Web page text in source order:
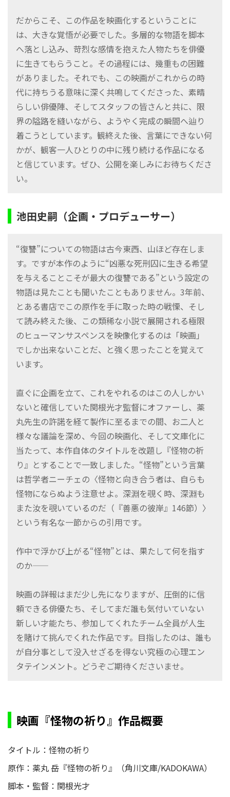
だからこそ、この作品を映画化するということに
は、大きな覚悟が必要でした。多層的な物語を脚本
へ落とし込み、苛烈な感情を抱えた人物たちを俳優
に生きてもらうこと。その過程には、幾重もの困難
がありました。それでも、この映画がこれからの時
代に持ちうる意味に深く共鳴してくださった、素晴
らしい俳優陣、そしてスタッフの皆さんと共に、限
界の隘路を縫いながら、ようやく完成の瞬間へ辿り
着こうとしています。観終えた後、言葉にできない何
かが、観客一人ひとりの中に残り続ける作品になる
と信じています。ぜひ、公開を楽しみにお待ちくださ
い。
池田史嗣（企画・プロデューサー）
“復讐”についての物語は古今東西、山ほど存在しま
す。ですが本作のように“凶悪な死刑囚に生きる希望
を与えることこそが最大の復讐である”という設定の
物語は見たことも聞いたこともありません。3年前、
とある書店でこの原作を手に取った時の戦慄、そし
て読み終えた後、この類稀な小説で展開される極限
のヒューマンサスペンスを映像化するのは「映画」
でしか出来ないことだ、と強く思ったことを覚えて
います。
直ぐに企画を立て、これをやれるのはこの人しかい
ないと確信していた関根光才監督にオファーし、薬
丸先生の許諾を経て製作に至るまでの間、お二人と
様々な議論を深め、今回の映画化、そして文庫化に
当たって、本作自体のタイトルを改題し『怪物の祈
り』とすることで一致しました。“怪物”という言葉
は哲学者ニーチェの〈怪物と向き合う者は、自らも
怪物にならぬよう注意せよ。深淵を覗く時、深淵も
また汝を覗いているのだ（『善悪の彼岸』146節）〉
という有名な一節からの引用です。
作中で浮かび上がる“怪物”とは、果たして何を指す
のか――
映画の詳報はまだ少し先になりますが、圧倒的に信
頼できる俳優たち、そしてまだ誰も気付いていない
新しい才能たち、参加してくれたチーム全員が人生
を賭けて挑んでくれた作品です。目指したのは、誰も
が自分事として没入せざるを得ない究極の心理エン
タテインメント。どうぞご期待くださいませ。
映画『怪物の祈り』作品概要
タイトル：怪物の祈り
原作：薬丸 岳『怪物の祈り』（角川文庫/KADOKAWA）
脚本・監督：関根光才